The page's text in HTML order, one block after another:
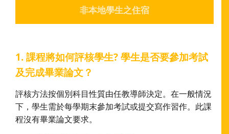
非本地學生之住宿
1. 課程將如何評核學生? 學生是否要參加考試
及完成畢業論文？
評核方法按個別科目性質由任教導師決定。在一般情況
下，學生需於每學期末參加考試或提交寫作習作。此課
程沒有畢業論文要求。